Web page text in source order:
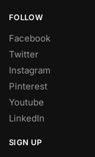
FOLLOW
Facebook
Twitter
Instagram
Pinterest
Youtube
LinkedIn
SIGN UP